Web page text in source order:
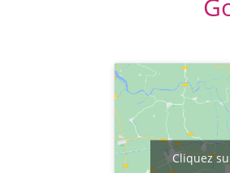
Cliquez